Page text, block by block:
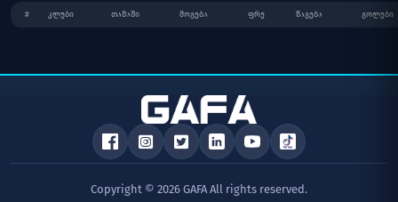
# ᲙᲚᲣᲑᲘ ᲗᲐᲛᲐᲨᲘ ᲛᲝᲒᲔᲑᲐ ᲤᲠᲔ ᲬᲐᲒᲔᲑᲐ ᲒᲝᲚᲔᲑᲘ
Copyright © 2026 GAFA All rights reserved.